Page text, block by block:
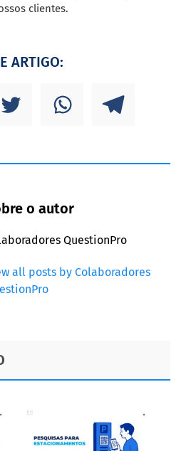
clientes.
ARTIGO:
o autor
QuestionPro
all posts by Colaboradores